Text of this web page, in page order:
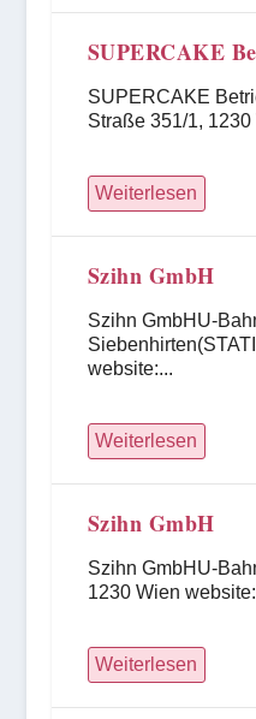
SUPERCAKE
SUPERCAKE
Straße 351/1, 1230
Weiterlesen
Szihn GmbH
Szihn GmbHU-
website:...
Weiterlesen
Szihn GmbH
Szihn GmbHU-
1230 Wien
Weiterlesen